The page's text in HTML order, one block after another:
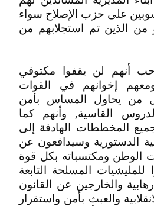
على حزب الإصلاح سواء
من الذين تم استجلابهم من
أنهم لن يقفوا مكتوفي
إخوانهم في القوات
من يحاول المساس بأمن
القاسية, وأنهم كما
المخططات الهادفة إلى
الدستورية وسيدافعون عن
الوطن ومكتسباته بكل قوة
المسلحة التابعة
والخارجين عن القانون
والعبث بأمن واستقرار